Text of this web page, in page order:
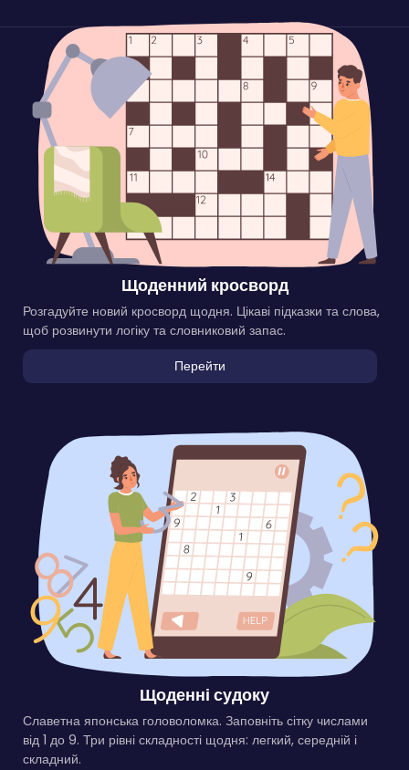
Щоденний кросворд
Розгадуйте новий кросворд щодня. Цікаві підказки та слова,
щоб розвинути логіку та словниковий запас.
Перейти
Щоденні судоку
Славетна японська головоломка. Заповніть сітку числами
від 1 до 9. Три рівні складності щодня: легкий, середній і
складний.